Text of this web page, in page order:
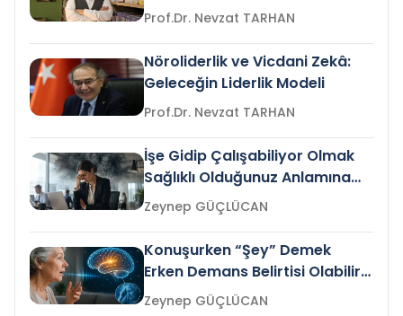
Prof.Dr. Nevzat TARHAN
Nöroliderlik ve Vicdani Zekâ:
Geleceğin Liderlik Modeli
Prof.Dr. Nevzat TARHAN
İşe Gidip Çalışabiliyor Olmak
Sağlıklı Olduğunuz Anlamına
Gelir mi?Zeynep GÜÇLÜCAN
Konuşurken “Şey” Demek
Erken Demans Belirtisi Olabilir
mi?
Zeynep GÜÇLÜCAN